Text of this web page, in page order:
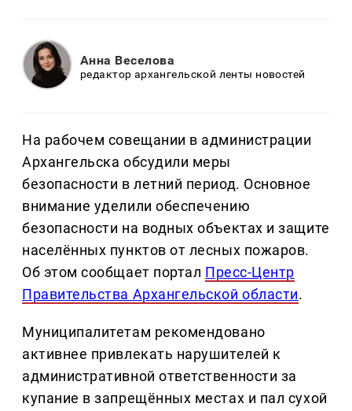
Анна Веселова
редактор архангельской ленты новостей
На рабочем совещании в администрации
Архангельска обсудили меры
безопасности в летний период. Основное
внимание уделили обеспечению
безопасности на водных объектах и защите
населённых пунктов от лесных пожаров.
Об этом сообщает портал Пресс-Центр
Правительства Архангельской области.
Муниципалитетам рекомендовано
активнее привлекать нарушителей к
административной ответственности за
купание в запрещённых местах и пал сухой